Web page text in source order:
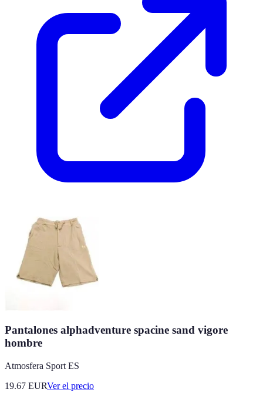
Pantalones alphadventure spacine sand vigore
hombre
Atmosfera Sport ES
19.67 EURVer el precio